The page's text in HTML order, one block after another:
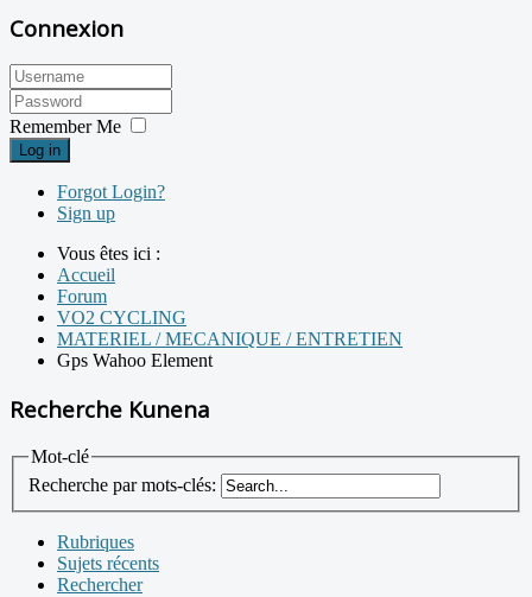
Connexion
Remember Me
Log in
Forgot Login?
Sign up
Vous êtes ici :
Accueil
Forum
VO2 CYCLING
MATERIEL / MECANIQUE / ENTRETIEN
Gps Wahoo Element
Recherche Kunena
Mot-clé
Recherche par mots-clés:
Rubriques
Sujets récents
Rechercher